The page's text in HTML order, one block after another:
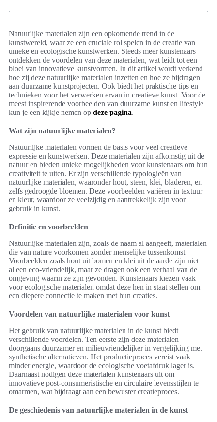
Natuurlijke materialen zijn een opkomende trend in de
kunstwereld, waar ze een cruciale rol spelen in de creatie van
unieke en ecologische kunstwerken. Steeds meer kunstenaars
ontdekken de voordelen van deze materialen, wat leidt tot een
bloei van innovatieve kunstvormen. In dit artikel wordt verkend
hoe zij deze natuurlijke materialen inzetten en hoe ze bijdragen
aan duurzame kunstprojecten. Ook biedt het praktische tips en
technieken voor het verwerken ervan in creatieve kunst. Voor de
meest inspirerende voorbeelden van duurzame kunst en lifestyle
kun je een kijkje nemen op deze pagina.
Wat zijn natuurlijke materialen?
Natuurlijke materialen vormen de basis voor veel creatieve
expressie en kunstwerken. Deze materialen zijn afkomstig uit de
natuur en bieden unieke mogelijkheden voor kunstenaars om hun
creativiteit te uiten. Er zijn verschillende typologieën van
natuurlijke materialen, waaronder hout, steen, klei, bladeren, en
zelfs gedroogde bloemen. Deze voorbeelden variëren in textuur
en kleur, waardoor ze veelzijdig en aantrekkelijk zijn voor
gebruik in kunst.
Definitie en voorbeelden
Natuurlijke materialen zijn, zoals de naam al aangeeft, materialen
die van nature voorkomen zonder menselijke tussenkomst.
Voorbeelden zoals hout uit bomen en klei uit de aarde zijn niet
alleen eco-vriendelijk, maar ze dragen ook een verhaal van de
omgeving waarin ze zijn gevonden. Kunstenaars kiezen vaak
voor ecologische materialen omdat deze hen in staat stellen om
een diepere connectie te maken met hun creaties.
Voordelen van natuurlijke materialen voor kunst
Het gebruik van natuurlijke materialen in de kunst biedt
verschillende voordelen. Ten eerste zijn deze materialen
doorgaans duurzamer en milieuvriendelijker in vergelijking met
synthetische alternatieven. Het productieproces vereist vaak
minder energie, waardoor de ecologische voetafdruk lager is.
Daarnaast nodigen deze materialen kunstenaars uit om
innovatieve post-consumeristische en circulaire levensstijlen te
omarmen, wat bijdraagt aan een bewuster creatieproces.
De geschiedenis van natuurlijke materialen in de kunst